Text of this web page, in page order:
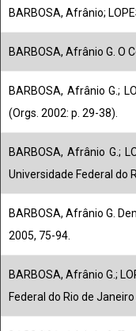
BARBOSA, Afrânio;
BARBOSA, Afrânio G. O
BARBOSA, Afrânio G.;
(Orgs. 2002: p. 29-38).
BARBOSA, Afrânio G.;
Universidade Federal do
BARBOSA, Afrânio G.
2005, 75-94.
BARBOSA, Afrânio G.;
Federal do Rio de Janeiro